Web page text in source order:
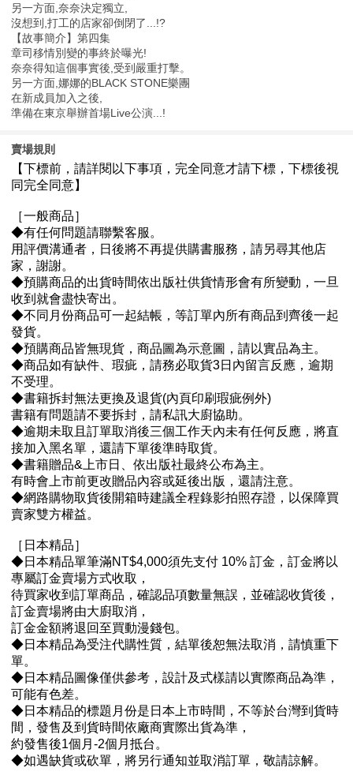
另一方面,奈奈決定獨立,
沒想到,打工的店家卻倒閉了...!?
【故事簡介】第四集
章司移情別變的事終於曝光!
奈奈得知這個事實後,受到嚴重打擊。
另一方面,娜娜的BLACK STONE樂團
在新成員加入之後,
準備在東京舉辦首場Live公演...!
賣場規則